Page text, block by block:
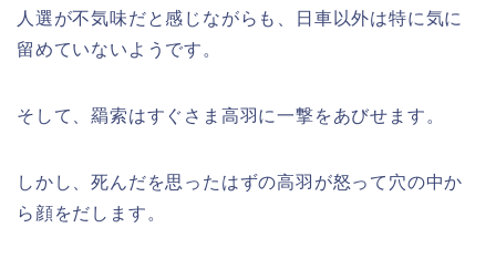
人選が不気味だと感じながらも、日車以外は特に気に
留めていないようです。
そして、羂索はすぐさま高羽に一撃をあびせます。
しかし、死んだを思ったはずの高羽が怒って穴の中か
ら顔をだします。